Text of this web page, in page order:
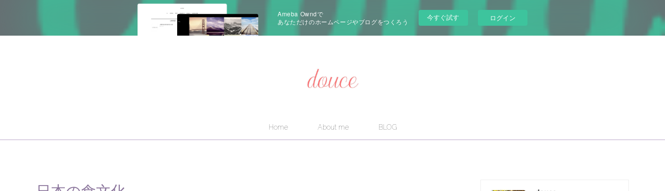
Ameba Owndで
あなただけのホームページやブログをつくろう
今すぐ試す ログイン
Home About me BLOG